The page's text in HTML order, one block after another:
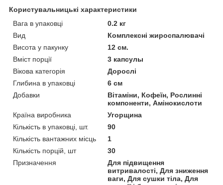
Користувальницькі характеристики
Вага в упаковці
0.2 кг
Вид
Комплексні жироспалювачі
Висота у пакунку
12 см.
Вміст порції
3 капсулы
Вікова категорія
Дорослі
Глибина в упаковці
6 см
Добавки
Вітаміни, Кофеїн, Рослинні
компоненти, Амінокислоти
Країна виробника
Угорщина
Кількість в упаковці, шт.
90
Кількість вантажних місць
1
Кількість порцій, шт
30
Призначення
Для підвищення
витривалості, Для зниження
ваги, Для сушки тіла, Для